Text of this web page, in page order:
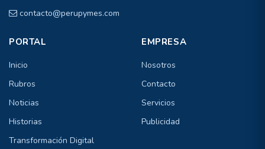
contacto@perupymes.com
PORTAL
Inicio
Rubros
Noticias
Historias
Transformación Digital
EMPRESA
Nosotros
Contacto
Servicios
Publicidad